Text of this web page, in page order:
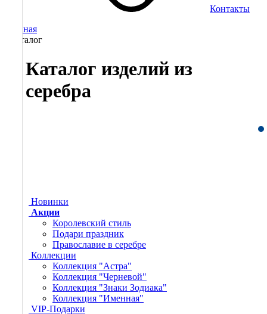
Контакты
Главная
Каталог
Каталог изделий из
серебра
Новинки
Акции
Королевский стиль
Подари праздник
Православие в серебре
Коллекции
Коллекция "Астра"
Коллекция "Черневой"
Коллекция "Знаки Зодиака"
Коллекция "Именная"
VIP-Подарки